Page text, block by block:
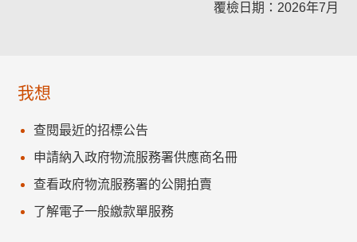
覆檢日期：2026年7月
我想
查閱最近的招標公告
申請納入政府物流服務署供應商名冊
查看政府物流服務署的公開拍賣
了解電子一般繳款單服務